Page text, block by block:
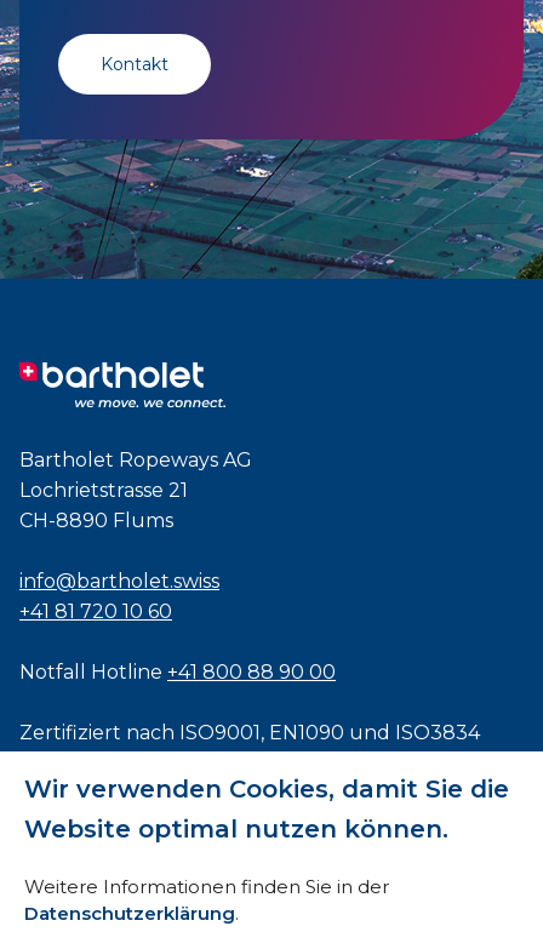
Wir verwenden Cookies, damit Sie die
Website optimal nutzen können.
Weitere Informationen finden Sie in der
Datenschutzerklärung.
Kontakt
Bartholet Ropeways AG
Lochrietstrasse 21
CH-8890 Flums
info@bartholet.swiss
+41 81 720 10 60
Notfall Hotline +41 800 88 90 00
Zertifiziert nach ISO9001, EN1090 und ISO3834
Impressum